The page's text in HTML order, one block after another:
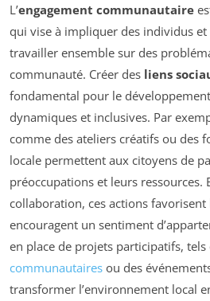
L’engagement communautaire
qui vise à impliquer des individus
travailler ensemble sur des
communauté. Créer des liens
fondamental pour le
dynamiques et inclusives. Par
comme des ateliers créatifs ou des
locale permettent aux citoyens de
préoccupations et leurs ressources.
collaboration, ces actions favorisent
encouragent un sentiment
en place de projets participatifs,
communautaires ou des
transformer l’environnement local